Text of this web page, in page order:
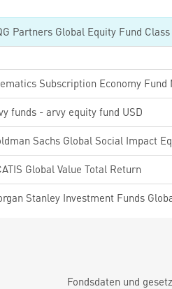
Partners Global Equity Fund
Subscription Economy Fund
funds - arvy equity fund USD
Sachs Global Social Impact
Global Value Total Return
Fondsdaten und